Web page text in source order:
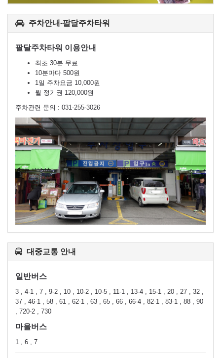
주차안내-팔달주차타워
팔달주차타워 이용안내
최초 30분 무료
10분마다 500원
1일 주차요금 10,000원
월 정기권 120,000원
주차관련 문의 : 031-255-3026
대중교통 안내
일반버스
3 , 4-1 , 7 , 9-2 , 10 , 10-2 , 10-5 , 11-1 , 13-4 , 15-1 , 20 , 27 , 32 ,
37 , 46-1 , 58 , 61 , 62-1 , 63 , 65 , 66 , 66-4 , 82-1 , 83-1 , 88 , 90
, 720-2 , 730
마을버스
1 , 6 , 7